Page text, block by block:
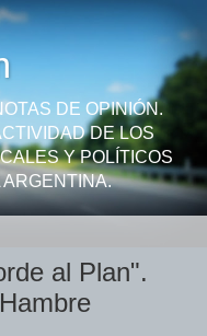
DE OPINIÓN.
DE LOS
Y POLÍTICOS
ARGENTINA.
al Plan".